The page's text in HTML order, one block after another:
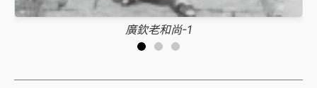
廣欽老和尚-3
廣欽老和尚-1
廣欽老和尚-2
廣欽老和尚-3
廣欽老和尚-1